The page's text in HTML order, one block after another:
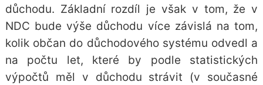
důchodu. Základní rozdíl je však v tom, že v
NDC bude výše důchodu více závislá na tom,
kolik občan do důchodového systému odvedl a
na počtu let, které by podle statistických
výpočtů měl v důchodu strávit (v současné